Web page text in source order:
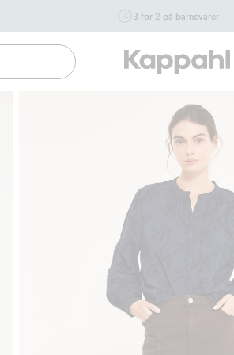
3 for 2 på barnevarer
inngår i tilbudet tom. 17/8 i butikk & online
eller blir medlem. Kan ikke kombineres med
eller rabatter.
Handle nå